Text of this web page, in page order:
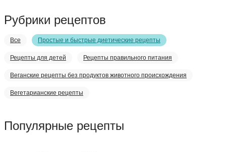
Рубрики рецептов
Все Простые и быстрые диетические рецепты
Рецепты для детей Рецепты правильного питания
Веганские рецепты без продуктов животного происхождения
Вегетарианские рецепты
Популярные рецепты